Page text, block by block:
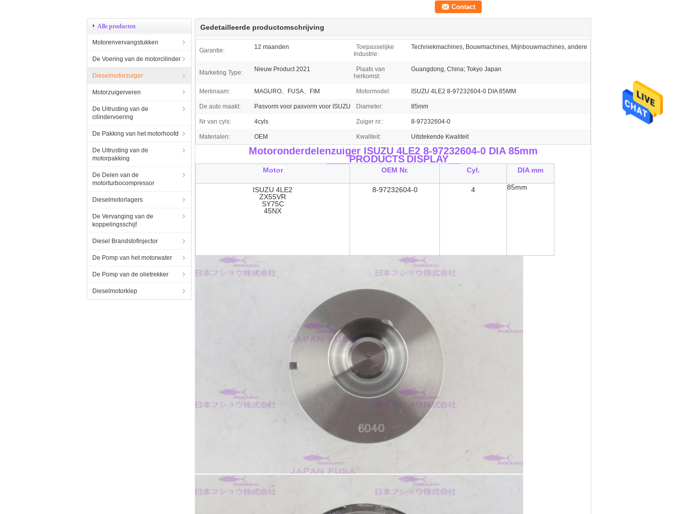
Contact
Alle producten
Motorenvervangstukken
De Voering van de motorcilinder
Dieselmotorzuiger
Motorzuigerveren
De Uitrusting van de
cilindervoering
De Pakking van het motorhoofd
De Uitrusting van de
motorpakking
De Delen van de
motorturbocompressor
Dieselmotorlagers
De Vervanging van de
koppelingsschijf
Diesel Brandstofinjector
De Pomp van het motorwater
De Pomp van de olietrekker
Dieselmotorklep
Gedetailleerde productomschrijving
Garantie: 12 maanden
Toepasselijke
Industrie:
Techniekmachines, Bouwmachines, Mijnbouwmachines, andere
Marketing Type: Nieuw Product 2021
Plaats van
herkomst:
Guangdong, China; Tokyo Japan
Merknaam: MAGURO、FUSA、FIM Motormodel: ISUZU 4LE2 8-97232604-0 DIA 85MM
De auto maakt: Pasvorm voor pasvorm voor ISUZU Diameter: 85mm
Nr van cyls: 4cyls Zuiger nr.: 8-97232604-0
Materialen: OEM Kwaliteit: Uitstekende Kwaliteit
Motoronderdelenzuiger ISUZU 4LE2 8-97232604-0 DIA 85mm
____PRODUCTS DISPLAY__
Motor OEM Nr. Cyl. DIA mm
ISUZU 4LE2
ZX55VR
SY75C
45NX
8-97232604-0 4 85mm